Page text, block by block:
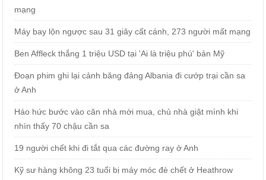
mạng
Máy bay lộn ngược sau 31 giây cất cánh, 273 người mất mạng
Ben Affleck thắng 1 triệu USD tại 'Ai là triệu phú' bản Mỹ
Đoạn phim ghi lại cảnh băng đảng Albania đi cướp trại cần sa
ở Anh
Háo hức bước vào căn nhà mới mua, chủ nhà giật mình khi
nhìn thấy 70 chậu cần sa
19 người chết khi đi tắt qua các đường ray ở Anh
Kỹ sư hàng không 23 tuổi bị máy móc đè chết ở Heathrow